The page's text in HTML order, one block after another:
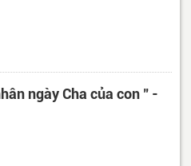
ngày Cha của con " -